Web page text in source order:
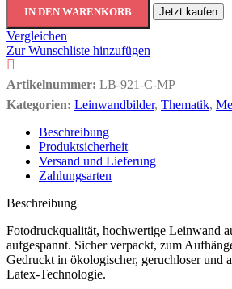
IN DEN WARENKORB Jetzt kaufen
Vergleichen
Zur Wunschliste hinzufügen
Artikelnummer: LB-921-C-MP
Kategorien: Leinwandbilder, Thematik,
Beschreibung
Produktsicherheit
Versand und Lieferung
Zahlungsarten
Beschreibung
Fotodruckqualität, hochwertige Leinwand
aufgespannt. Sicher verpackt, zum
Gedruckt in ökologischer, geruchloser und
Latex-Technologie.